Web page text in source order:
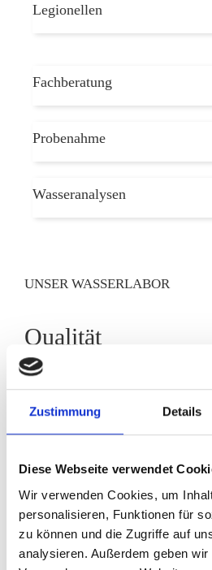
Zustimmung Details
Diese Webseite verwendet
Wir verwenden Cookies, um
personalisieren, Funktionen für
zu können und die Zugriffe auf
analysieren. Außerdem geben
Fachberatung
Probenahme
Wasseranalysen
Legionellen
UNSER WASSERLABOR
Qualität
Wir verbinden die Ressourcen
werden Sie mit vielen
ständig geändert werden und
Normen und Verordnungen und
der Umsetzung.
Wir halten uns streng an alle
Richtlinien. Wir garantieren
Anforderungen erfüllt.